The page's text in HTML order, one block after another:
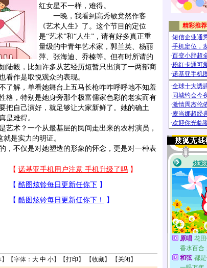
红女星不一样，难得。
一晚，我看到高秀敏竟然作客
《艺术人生》了。这个节目的定位
是“艺术”和“人生”，请有好多真正重
量级的中青年艺术家，郭兰英、杨丽
萍、张海迪、乔榛等。但有时所请的
陆毅，比如许多从艺经历短暂只出演了一两部商
看作是取悦观众的表现。
解，单看她舞台上五马长枪咋咋呼呼地不知羞
格，特别是她身旁那个极富儒家色彩的老实而有
把自己演好，就足够让大家新鲜了。她的确土
是难得。
术？一个从最基层的民间走出来的农村演员，
是实力的明证。
不仅是对她塑造的形象的怀念，更是对一种表
】【字体： 大 中 小】【打印 】 【收藏】 【 关闭 】